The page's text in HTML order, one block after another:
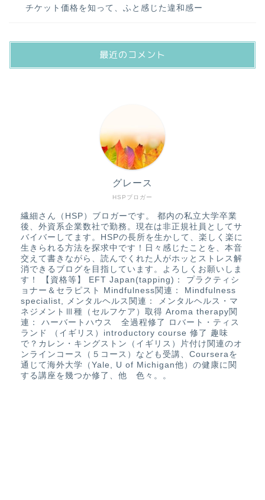
チケット価格を知って、ふと感じた違和感ー
最近のコメント
HSPブロガー
グレース
繊細さん（HSP）ブロガーです。 都内の私立大学卒業
後、外資系企業数社で勤務。現在は非正規社員としてサ
バイバーしてます。HSPの長所を生かして、楽しく楽に
生きられる方法を探求中です！日々感じたことを、本音
交えて書きながら、読んでくれた人がホッとストレス解
消できるブログを目指しています。よろしくお願いしま
す！ 【資格等】 EFT Japan(tapping)： プラクティシ
ョナー＆セラピスト Mindfulness関連： Mindfulness
specialist, メンタルヘルス関連： メンタルヘルス・マ
ネジメントⅢ種（セルフケア）取得 Aroma therapy関
連： ハーバートハウス 全過程修了 ロバート・ティス
ランド （イギリス）introductory course 修了 趣味
で？カレン・キングストン（イギリス）片付け関連のオ
ンラインコース（５コース）なども受講、Courseraを
通じて海外大学（Yale, U of Michigan他）の健康に関
する講座を幾つか修了、他 色々。。